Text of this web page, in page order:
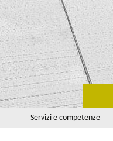
Servizi e competenze